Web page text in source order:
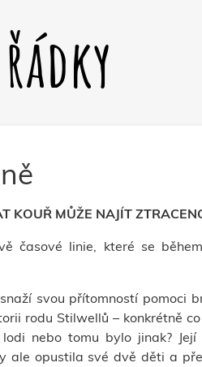
KOUŘ MŮŽE NAJÍT
časové linie, které se
svou přítomností pomoci
rodu Stilwellů – konkrétně
nebo tomu bylo jinak?
ale opustila své dvě děti a